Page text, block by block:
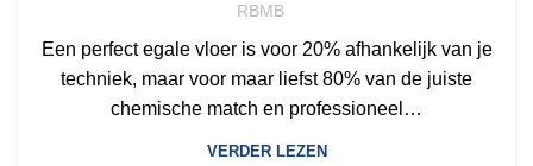
RBMB
Een perfect egale vloer is voor 20% afhankelijk van je
techniek, maar voor maar liefst 80% van de juiste
chemische match en professioneel…
VERDER LEZEN